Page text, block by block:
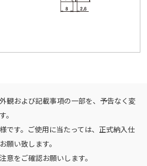
観および記載事項の一部を、予告なく変
。
です。ご使用に当たっては、正式納入仕
願い致します。
意をご確認お願いします。